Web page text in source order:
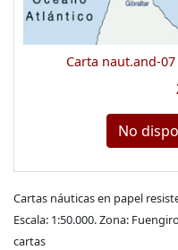
Carta naut.and-
No
Cartas náuticas en papel
Escala: 1:50.000. Zona:
cartas